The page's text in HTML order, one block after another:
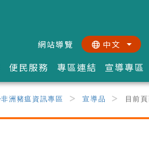
:::網站導覽 中文
便民服務 專區連結 宣導專區
非洲豬瘟資訊專區 宣導品 目前頁